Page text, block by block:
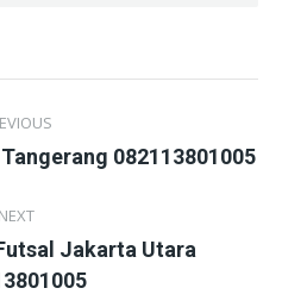
Previous
082113801005
NEXT
Next
post:
Jakarta Utara